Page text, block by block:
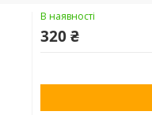
В наявності
320 ₴